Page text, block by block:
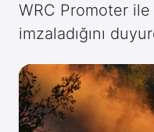
WRC Promoter
imzaladığını